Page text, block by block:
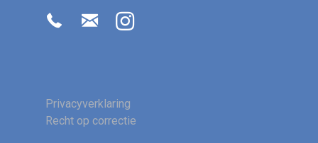
Privacyverklaring
Recht op correctie